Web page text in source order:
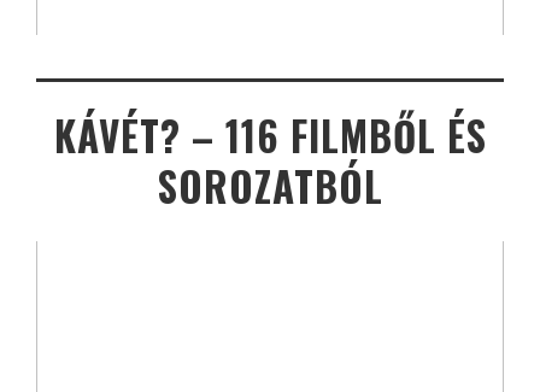
KÁVÉT? – 116 FILMBŐL ÉS
SOROZATBÓL